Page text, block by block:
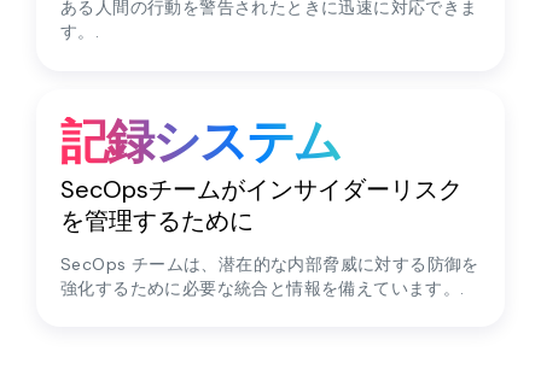
セキュリティ自動化により、SecOps チームは悪意の
SecOpsチームがインサイダーリスク
を管理するために
記録システム